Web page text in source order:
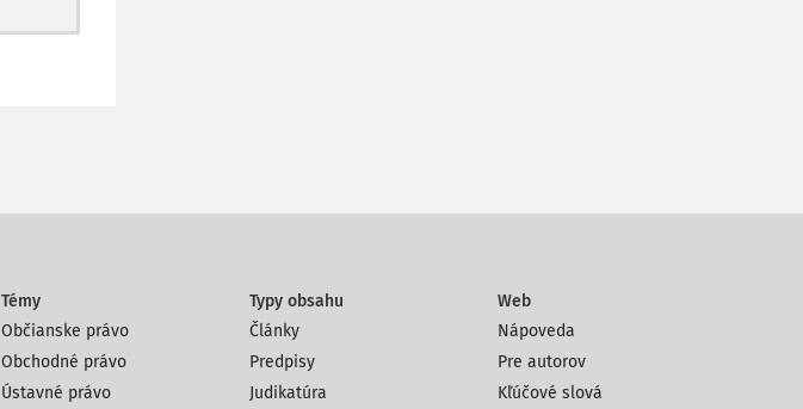
Témy
Občianske právo
Obchodné právo
Ústavné právo
Typy obsahu
Články
Predpisy
Judikatúra
Web
Nápoveda
Pre autorov
Kľúčové slová